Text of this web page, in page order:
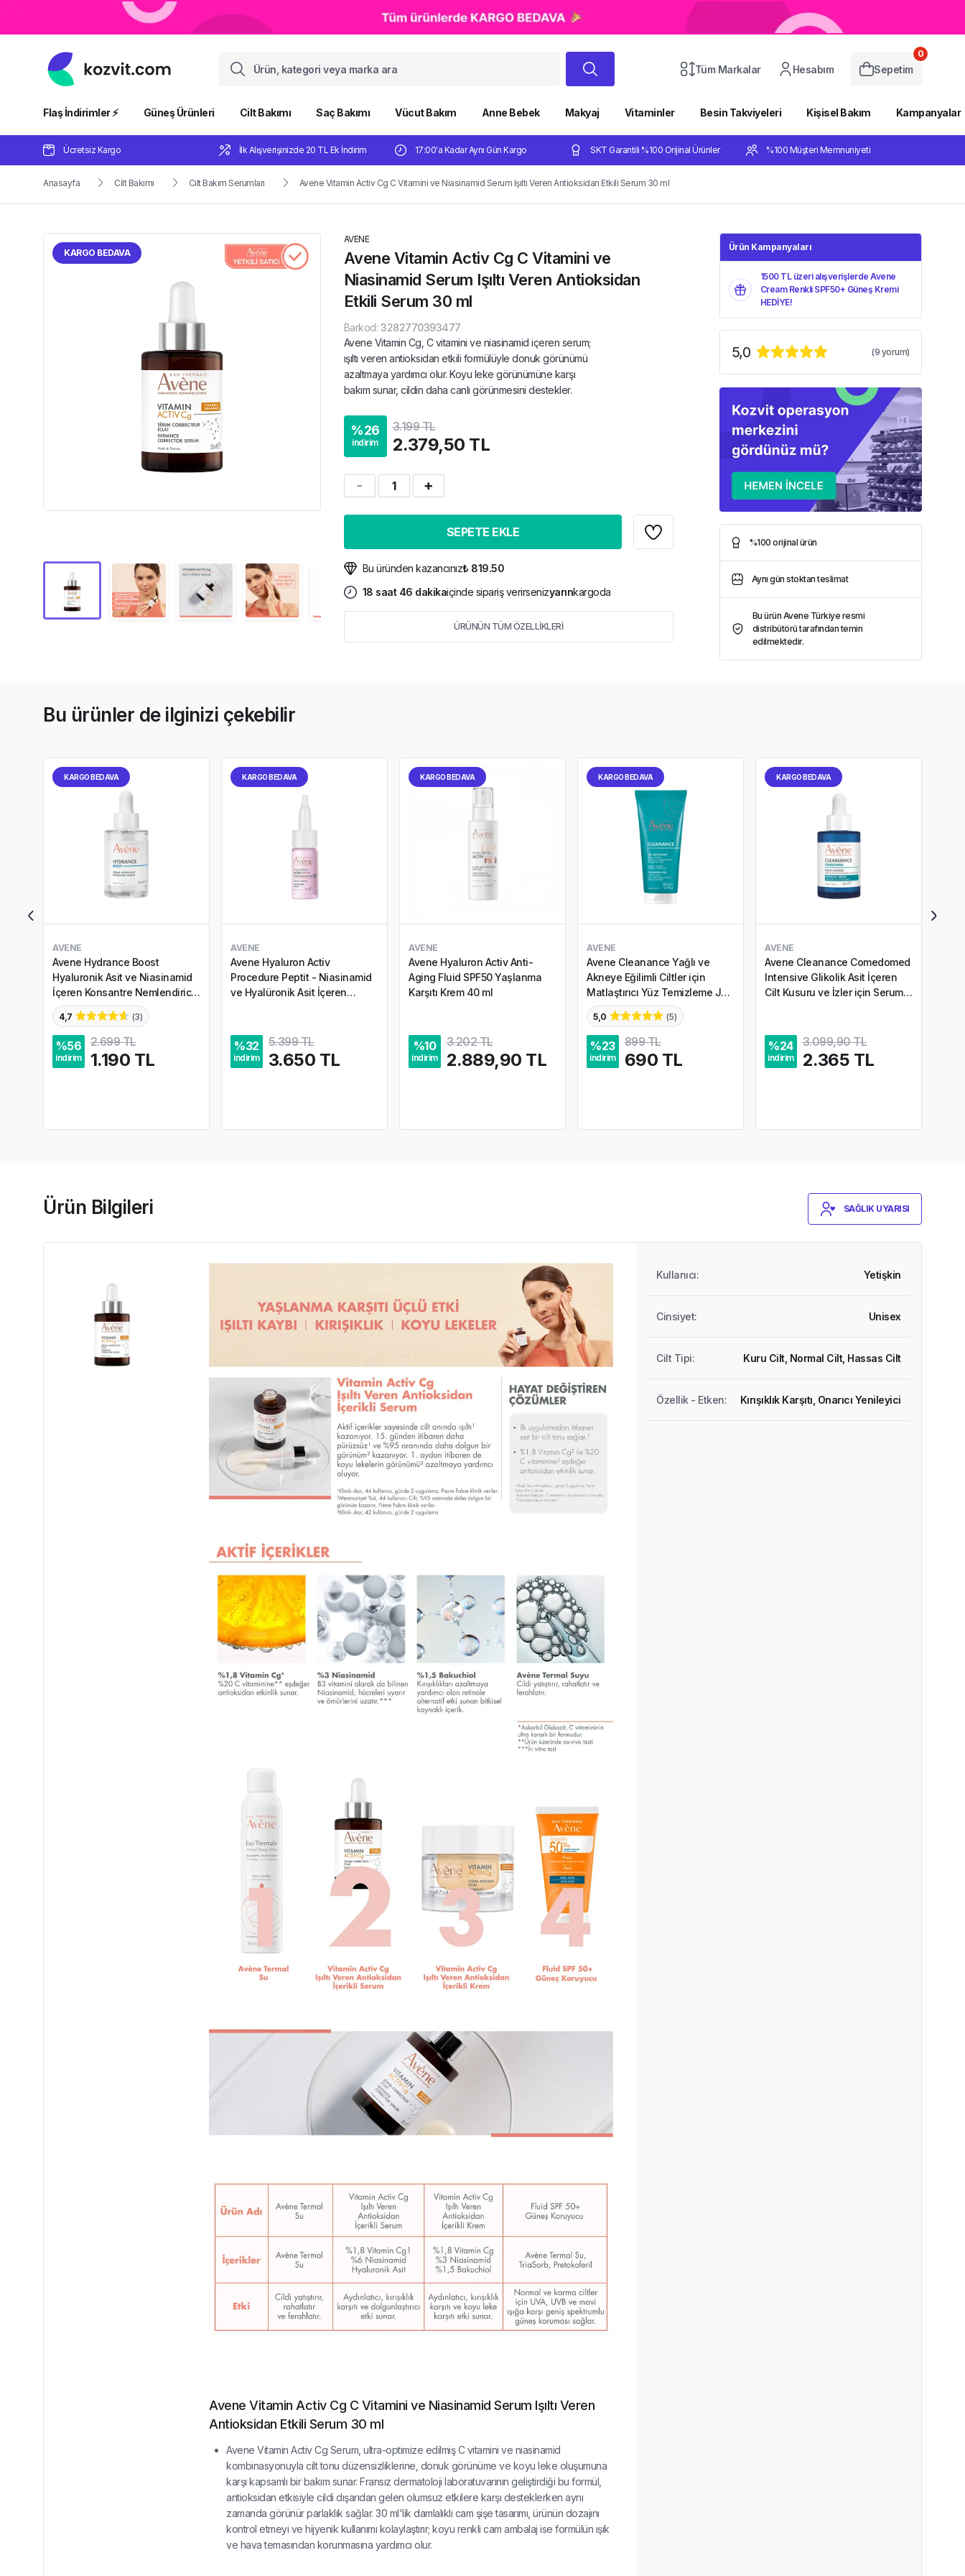
Tüm Markalar Hesabım Sepetim
0
Flaş İndirimler ⚡️ Güneş Ürünleri Cilt Bakımı Saç Bakımı Vücut Bakım Anne Bebek Makyaj Vitaminler Besin Takviyeleri Kişisel Bakım Kampanyalar
Ücretsiz Kargo İlk Alışverişinizde 20 TL Ek İndirim 17:00'a Kadar Aynı Gün Kargo SKT Garantili %100 Orijinal Ürünler %100 Müşteri Memnuniyeti
Anasayfa Cilt Bakımı Cilt Bakım Serumları Avene Vitamin Activ Cg C Vitamini ve Niasinamid Serum Işıltı Veren Antioksidan Etkili Serum 30 ml
KARGO BEDAVA
AVENE
Avene Vitamin Activ Cg C Vitamini ve
Niasinamid Serum Işıltı Veren Antioksidan
Etkili Serum 30 ml
Barkod: 3282770393477
Avene Vitamin Cg, C vitamini ve niasinamid içeren serum;
ışıltı veren antioksidan etkili formülüyle donuk görünümü
azaltmaya yardımcı olur. Koyu leke görünümüne karşı
bakım sunar, cildin daha canlı görünmesini destekler.
%26
indirim
3.199 TL
2.379,50 TL
1
SEPETE EKLE
Bu üründen kazancınız₺ 819.50
18 saat 46 dakikaiçinde sipariş verirsenizyarınkargoda
ÜRÜNÜN TÜM ÖZELLİKLERİ
Ürün Kampanyaları
1500 TL üzeri alışverişlerde Avene
Cream Renkli SPF50+ Güneş Kremi
HEDİYE!
5,0 (9 yorum)
%100 orijinal ürün
Aynı gün stoktan teslimat
Bu ürün Avene Türkiye resmi
distribütörü tarafından temin
edilmektedir.
Bu ürünler de ilginizi çekebilir
KARGO BEDAVA
AVENE
Avene Hydrance Boost
Hyaluronik Asit ve Niasinamid
İçeren Konsantre Nemlendirici
Serum 30 ml
4,7 (3)
%56
indirim
2.699 TL
1.190 TL
KARGO BEDAVA
AVENE
Avene Hyaluron Activ
Procedure Peptit - Niasinamid
ve Hyalüronik Asit İçeren
%32
indirim
5.399 TL
3.650 TL
KARGO BEDAVA
AVENE
Avene Hyaluron Activ Anti-
Aging Fluid SPF50 Yaşlanma
Karşıtı Krem 40 ml
%10
indirim
3.202 TL
2.889,90 TL
KARGO BEDAVA
AVENE
Avene Cleanance Yağlı ve
Akneye Eğilimli Ciltler için
Matlaştırıcı Yüz Temizleme Jeli
200 ml
5,0 (5)
%23
indirim
899 TL
690 TL
KARGO BEDAVA
AVENE
Avene Cleanance Comedomed
Intensive Glikolik Asit İçeren
Cilt Kusuru ve İzler için Serum
%24
indirim
3.099,90 TL
2.365 TL
Ürün Bilgileri SAĞLIK UYARISI
Avene Vitamin Activ Cg C Vitamini ve Niasinamid Serum Işıltı Veren
Antioksidan Etkili Serum 30 ml
Avene Vitamin Activ Cg Serum, ultra-optimize edilmiş C vitamini ve niasinamid
kombinasyonuyla cilt tonu düzensizliklerine, donuk görünüme ve koyu leke oluşumuna
karşı kapsamlı bir bakım sunar. Fransız dermatoloji laboratuvarının geliştirdiği bu formül,
antioksidan etkisiyle cildi dışarıdan gelen olumsuz etkilere karşı desteklerken aynı
zamanda görünür parlaklık sağlar. 30 ml'lik damlalıklı cam şişe tasarımı, ürünün dozajını
kontrol etmeyi ve hijyenik kullanımı kolaylaştırır; koyu renkli cam ambalaj ise formülün ışık
ve hava temasından korunmasına yardımcı olur.
Kullanıcı: Yetişkin
Cinsiyet: Unisex
Cilt Tipi: Kuru Cilt, Normal Cilt, Hassas Cilt
Özellik - Etken: Kırışıklık Karşıtı, Onarıcı Yenileyici